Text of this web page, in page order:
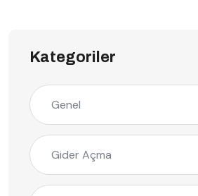
Kategoriler
Genel
Gider Açma